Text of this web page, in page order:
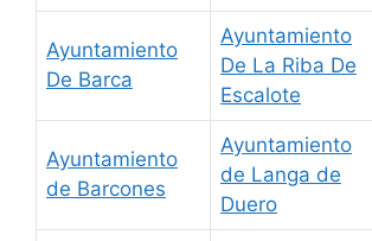
Ayuntamiento
De Barca
Ayuntamiento
De La Riba De
Escalote
Ayuntamiento
de Barcones
Ayuntamiento
de Langa de
Duero